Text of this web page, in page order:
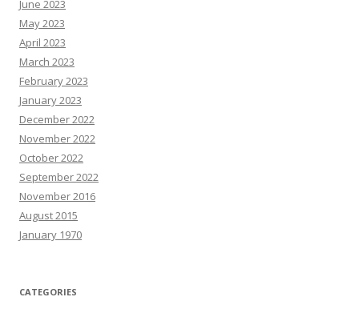
June 2023
May 2023
April 2023
March 2023
February 2023
January 2023
December 2022
November 2022
October 2022
September 2022
November 2016
August 2015
January 1970
CATEGORIES